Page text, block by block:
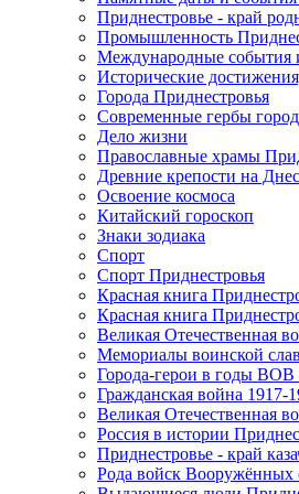
Приднестровье - край
Промышленность
Международные события
Исторические
Города Приднестровья
Современные гербы
Дело жизни
Православные храмы
Древние крепости на
Освоение космоса
Китайский гороскоп
Знаки зодиака
Спорт
Спорт Приднестровья
Красная книга
Красная книга
Великая Отечественная
Мемориалы воинской
Города-герои в годы ВОВ
Гражданская война 1917-
Великая Отечественная
Россия в истории
Приднестровье - край
Рода войск Вооружённых